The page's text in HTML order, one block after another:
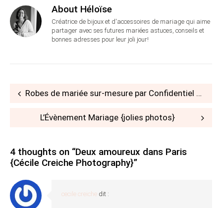
About Héloïse
Créatrice de bijoux et d'accessoires de mariage qui aime
partager avec ses futures mariées astuces, conseils et
bonnes adresses pour leur joli jour!
PostRobes de mariée sur-mesure par Confidentiel Création
L’Évènement Mariage {jolies photos}
4 thoughts on “Deux amoureux dans Paris
{Cécile Creiche Photography}”
cecile creiche dit :